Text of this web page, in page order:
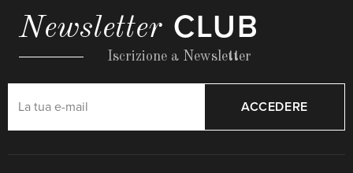
Newsletter CLUB
Iscrizione a Newsletter
ACCEDERE